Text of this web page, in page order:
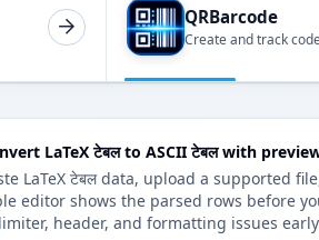
QRBarcode
Create and track
LaTeX टेबल to ASCII टेबल with
LaTeX टेबल data, upload a supported
editor shows the parsed rows before
header, and formatting issues